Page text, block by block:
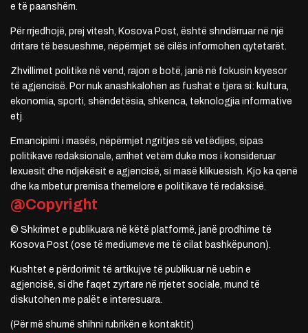
e të paanshëm.
Për rrjedhojë, prej vitesh, Kosova Post, është shndërruar në një
dritare të besueshme, nëpërmjet së cilës informohen qytetarët.
Zhvillimet politike në vend, rajon e botë, janë në fokusin kryesor
të agjencisë. Por nuk anashkalohen as fushat e tjera si: kultura,
ekonomia, sporti, shëndetësia, shkenca, teknologjia informative
etj.
Emancipimi i masës, nëpërmjet ngritjes së vetëdijes, sipas
politikave redaksionale, arrihet vetëm duke mos i konsideruar
lexuesit dhe ndjekësit e agjencisë, si masë klikuesish. Kjo ka qenë
dhe ka mbetur premisa themelore e politikave të redaksisë.
@Copyright
© Shkrimet e publikuara në këtë platformë, janë prodhime të
Kosova Post (ose të mediumeve me të cilat bashkëpunon).
Kushtet e përdorimit të artikujve të publikuar në uebin e
agjencisë, si dhe faqet zyrtare në rrjetet sociale, mund të
diskutohen me palët e interesuara.
(Për më shumë shihni rubrikën e kontaktit)